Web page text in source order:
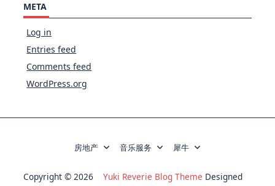
META
Log in
Entries feed
Comments feed
WordPress.org
房地产 音乐服务 犀牛
Copyright © 2026 Yuki Reverie Blog Theme Designed